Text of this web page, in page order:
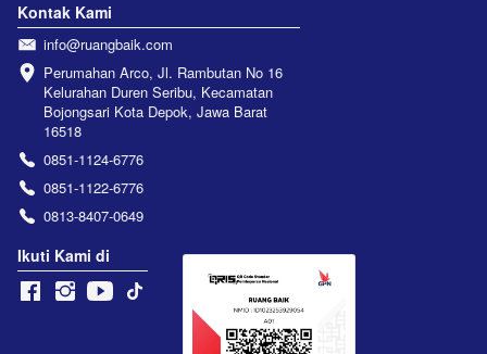
Kontak Kami
info@ruangbaik.com
Perumahan Arco, Jl. Rambutan No 16
Kelurahan Duren Seribu, Kecamatan
Bojongsari Kota Depok, Jawa Barat
16518
0851-1124-6776
0851-1122-6776
0813-8407-0649
Ikuti Kami di